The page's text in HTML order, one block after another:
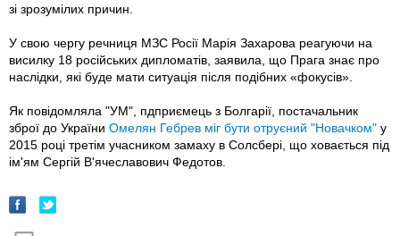
зі зрозумілих причин.
У свою чергу речниця МЗС Росії Марія Захарова реагуючи на
висилку 18 російських дипломатів, заявила, що Прага знає про
наслідки, які буде мати ситуація після подібних «фокусів».
Як повідомляла "УМ", пдприємець з Болгарії, постачальник
зброї до України Омелян Гебрев міг бути отруєний "Новачком" у
2015 році третім учасником замаху в Солсбері, що ховається під
ім'ям Сергій В'ячеславович Федотов.